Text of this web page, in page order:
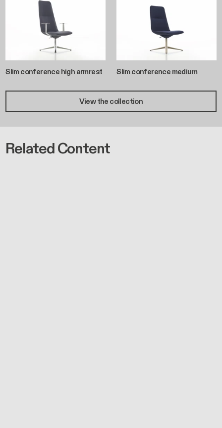
Slim conference high armrest Slim conference medium
View the collection
Related Content